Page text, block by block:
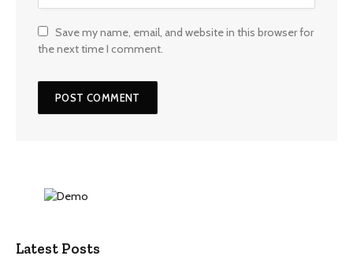
Save my name, email, and website in this browser for
the next time I comment.
Latest Posts